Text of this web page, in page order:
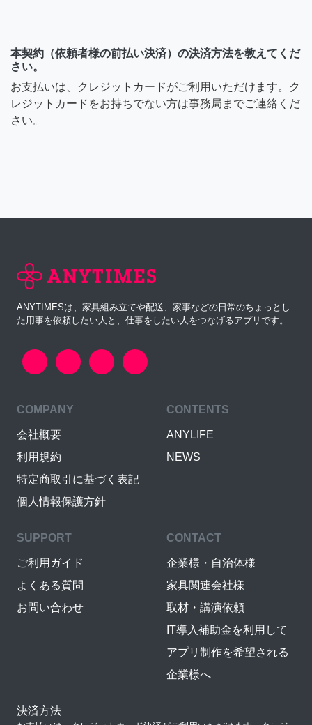
本契約（依頼者様の前払い決済）の決済方法を教えてくだ
さい。
お支払いは、クレジットカードがご利用いただけます。ク
レジットカードをお持ちでない方は事務局までご連絡くだ
さい。
ANYTIMESは、家具組み立てや配送、家事などの日常のちょっとし
た用事を依頼したい人と、仕事をしたい人をつなげるアプリです。
COMPANY
会社概要
利用規約
特定商取引に基づく表記
個人情報保護方針
CONTENTS
ANYLIFE
NEWS
SUPPORT
ご利用ガイド
よくある質問
お問い合わせ
CONTACT
企業様・自治体様
家具関連会社様
取材・講演依頼
IT導入補助金を利用して
アプリ制作を希望される
企業様へ
決済方法